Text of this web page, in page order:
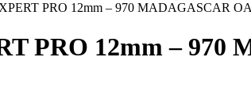
PRO 12mm – 970 MADAGASCAR
PRO 12mm – 970